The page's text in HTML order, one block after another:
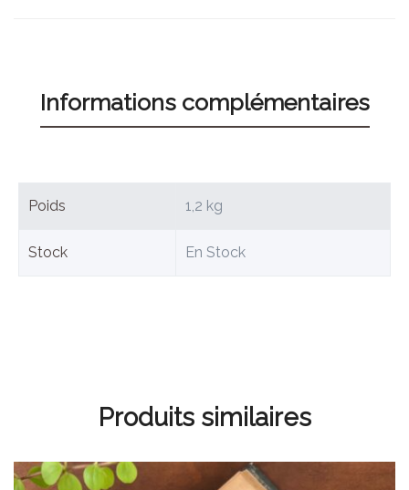
Informations complémentaires
Poids 1,2 kg
Stock En Stock
Produits similaires